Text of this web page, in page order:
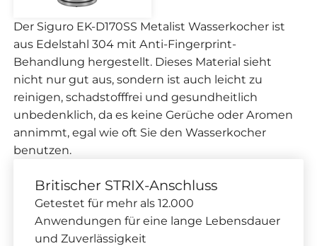
Der Siguro EK-D170SS Metalist Wasserkocher ist
aus Edelstahl 304 mit Anti-Fingerprint-
Behandlung hergestellt. Dieses Material sieht
nicht nur gut aus, sondern ist auch leicht zu
reinigen, schadstofffrei und gesundheitlich
unbedenklich, da es keine Gerüche oder Aromen
annimmt, egal wie oft Sie den Wasserkocher
benutzen.
Britischer STRIX-Anschluss
Getestet für mehr als 12.000
Anwendungen für eine lange Lebensdauer
und Zuverlässigkeit